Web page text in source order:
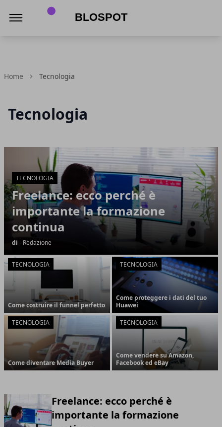
Home Tecnologia
Tecnologia
Articoli in Evidenza
TECNOLOGIA
Freelance: ecco perché è
importante la formazione
continua
di - Redazione
TECNOLOGIA
Come costruire il funnel perfetto
TECNOLOGIA
Come proteggere i dati del tuo
Huawei
TECNOLOGIA
Come diventare Media Buyer
TECNOLOGIA
Come vendere su Amazon,
Facebook ed eBay
Freelance: ecco perché è
importante la formazione